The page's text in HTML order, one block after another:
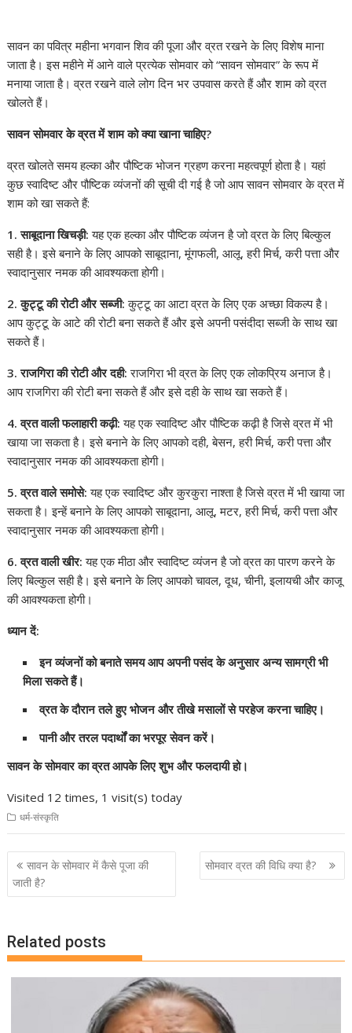
सावन का पवित्र महीना भगवान शिव की पूजा और व्रत रखने के लिए विशेष माना
जाता है। इस महीने में आने वाले प्रत्येक सोमवार को “सावन सोमवार” के रूप में
मनाया जाता है। व्रत रखने वाले लोग दिन भर उपवास करते हैं और शाम को व्रत
खोलते हैं।
सावन सोमवार के व्रत में शाम को क्या खाना चाहिए?
व्रत खोलते समय हल्का और पौष्टिक भोजन ग्रहण करना महत्वपूर्ण होता है। यहां
कुछ स्वादिष्ट और पौष्टिक व्यंजनों की सूची दी गई है जो आप सावन सोमवार के व्रत में
शाम को खा सकते हैं:
1. साबूदाना खिचड़ी: यह एक हल्का और पौष्टिक व्यंजन है जो व्रत के लिए बिल्कुल
सही है। इसे बनाने के लिए आपको साबूदाना, मूंगफली, आलू, हरी मिर्च, करी पत्ता और
स्वादानुसार नमक की आवश्यकता होगी।
2. कुट्टू की रोटी और सब्जी: कुट्टू का आटा व्रत के लिए एक अच्छा विकल्प है।
आप कुट्टू के आटे की रोटी बना सकते हैं और इसे अपनी पसंदीदा सब्जी के साथ खा
सकते हैं।
3. राजगिरा की रोटी और दही: राजगिरा भी व्रत के लिए एक लोकप्रिय अनाज है।
आप राजगिरा की रोटी बना सकते हैं और इसे दही के साथ खा सकते हैं।
4. व्रत वाली फलाहारी कढ़ी: यह एक स्वादिष्ट और पौष्टिक कढ़ी है जिसे व्रत में भी
खाया जा सकता है। इसे बनाने के लिए आपको दही, बेसन, हरी मिर्च, करी पत्ता और
स्वादानुसार नमक की आवश्यकता होगी।
5. व्रत वाले समोसे: यह एक स्वादिष्ट और कुरकुरा नाश्ता है जिसे व्रत में भी खाया जा
सकता है। इन्हें बनाने के लिए आपको साबूदाना, आलू, मटर, हरी मिर्च, करी पत्ता और
स्वादानुसार नमक की आवश्यकता होगी।
6. व्रत वाली खीर: यह एक मीठा और स्वादिष्ट व्यंजन है जो व्रत का पारण करने के
लिए बिल्कुल सही है। इसे बनाने के लिए आपको चावल, दूध, चीनी, इलायची और काजू
की आवश्यकता होगी।
ध्यान दें:
इन व्यंजनों को बनाते समय आप अपनी पसंद के अनुसार अन्य सामग्री भी
मिला सकते हैं।
व्रत के दौरान तले हुए भोजन और तीखे मसालों से परहेज करना चाहिए।
पानी और तरल पदार्थों का भरपूर सेवन करें।
सावन के सोमवार का व्रत आपके लिए शुभ और फलदायी हो।
Visited 12 times, 1 visit(s) today
धर्म-संस्कृति
Post
navigation
सावन के सोमवार में कैसे पूजा की
जाती है?
सोमवार व्रत की विधि क्या है?
Related posts